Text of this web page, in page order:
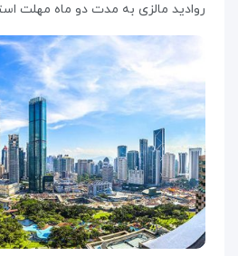
روادید مالزی به مدت دو ماه مهلت